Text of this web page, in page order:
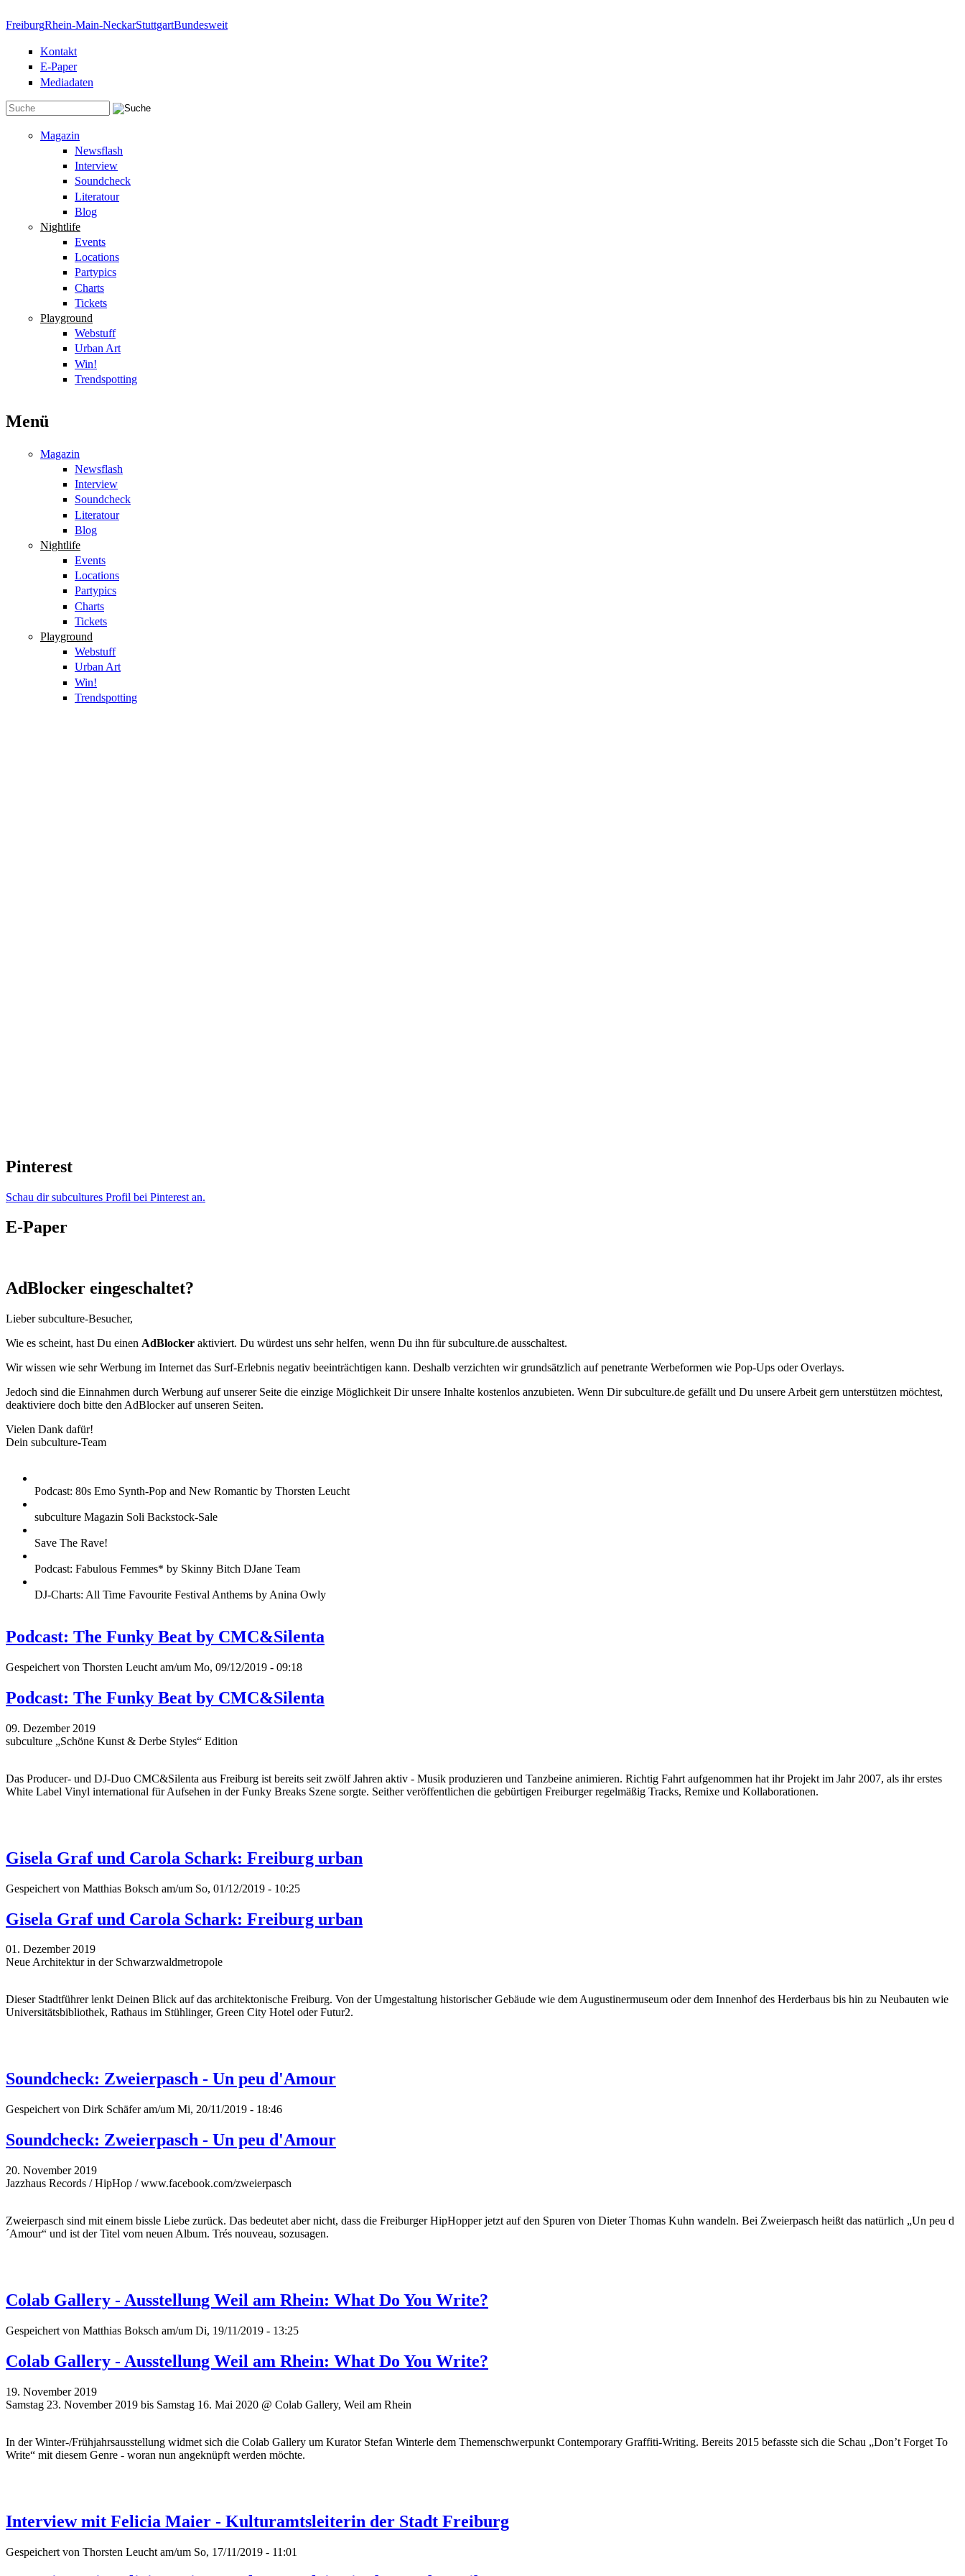
FreiburgRhein-Main-NeckarStuttgartBundesweit
Kontakt
E-Paper
Mediadaten
Magazin
Newsflash
Interview
Soundcheck
Literatour
Blog
Nightlife
Events
Locations
Partypics
Charts
Tickets
Playground
Webstuff
Urban Art
Win!
Trendspotting
Menü
Magazin
Newsflash
Interview
Soundcheck
Literatour
Blog
Nightlife
Events
Locations
Partypics
Charts
Tickets
Playground
Webstuff
Urban Art
Win!
Trendspotting
Pinterest
Schau dir subcultures Profil bei Pinterest an.
E-Paper
AdBlocker eingeschaltet?
Lieber subculture-Besucher,
Wie es scheint, hast Du einen AdBlocker aktiviert. Du würdest uns sehr helfen, wenn Du ihn für subculture.de ausschaltest.
Wir wissen wie sehr Werbung im Internet das Surf-Erlebnis negativ beeinträchtigen kann. Deshalb verzichten wir grundsätzlich auf penetrante Werbeformen wie Pop-Ups oder Overlays.
Jedoch sind die Einnahmen durch Werbung auf unserer Seite die einzige Möglichkeit Dir unsere Inhalte kostenlos anzubieten. Wenn Dir subculture.de gefällt und Du unsere Arbeit gern unterstützen möchtest,
deaktiviere doch bitte den AdBlocker auf unseren Seiten.
Vielen Dank dafür!
Dein subculture-Team
Podcast: 80s Emo Synth-Pop and New Romantic by Thorsten Leucht
subculture Magazin Soli Backstock-Sale
Save The Rave!
Podcast: Fabulous Femmes* by Skinny Bitch DJane Team
DJ-Charts: All Time Favourite Festival Anthems by Anina Owly
Podcast: The Funky Beat by CMC&Silenta
Gespeichert von Thorsten Leucht am/um Mo, 09/12/2019 - 09:18
Podcast: The Funky Beat by CMC&Silenta
09. Dezember 2019
subculture „Schöne Kunst & Derbe Styles“ Edition
Das Producer- und DJ-Duo CMC&Silenta aus Freiburg ist bereits seit zwölf Jahren aktiv - Musik produzieren und Tanzbeine animieren. Richtig Fahrt aufgenommen hat ihr Projekt im Jahr 2007, als ihr erstes
White Label Vinyl international für Aufsehen in der Funky Breaks Szene sorgte. Seither veröffentlichen die gebürtigen Freiburger regelmäßig Tracks, Remixe und Kollaborationen.
Gisela Graf und Carola Schark: Freiburg urban
Gespeichert von Matthias Boksch am/um So, 01/12/2019 - 10:25
Gisela Graf und Carola Schark: Freiburg urban
01. Dezember 2019
Neue Architektur in der Schwarzwaldmetropole
Dieser Stadtführer lenkt Deinen Blick auf das architektonische Freiburg. Von der Umgestaltung historischer Gebäude wie dem Augustinermuseum oder dem Innenhof des Herderbaus bis hin zu Neubauten wie
Universitätsbibliothek, Rathaus im Stühlinger, Green City Hotel oder Futur2.
Soundcheck: Zweierpasch - Un peu d'Amour
Gespeichert von Dirk Schäferam/um Mi, 20/11/2019 - 18:46
Soundcheck: Zweierpasch - Un peu d'Amour
20. November 2019
Jazzhaus Records / HipHop / www.facebook.com/zweierpasch
Zweierpasch sind mit einem bissle Liebe zurück. Das bedeutet aber nicht, dass die Freiburger HipHopper jetzt auf den Spuren von Dieter Thomas Kuhn wandeln. Bei Zweierpasch heißt das natürlich „Un peu d
´Amour“ und ist der Titel vom neuen Album. Trés nouveau, sozusagen.
Colab Gallery - Ausstellung Weil am Rhein: What Do You Write?
Gespeichert von Matthias Boksch am/um Di, 19/11/2019 - 13:25
Colab Gallery - Ausstellung Weil am Rhein: What Do You Write?
19. November 2019
Samstag 23. November 2019 bis Samstag 16. Mai 2020 @ Colab Gallery, Weil am Rhein
In der Winter-/Frühjahrsausstellung widmet sich die Colab Gallery um Kurator Stefan Winterle dem Themenschwerpunkt Contemporary Graffiti-Writing. Bereits 2015 befasste sich die Schau „Don’t Forget To
Write“ mit diesem Genre - woran nun angeknüpft werden möchte.
Interview mit Felicia Maier - Kulturamtsleiterin der Stadt Freiburg
Gespeichert von Thorsten Leucht am/um So, 17/11/2019 - 11:01